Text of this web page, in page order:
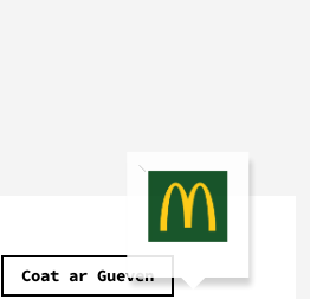
Coat ar Gueven